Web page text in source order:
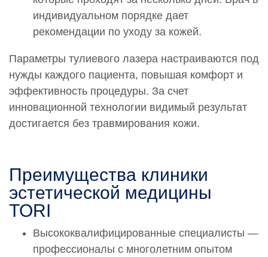
МОКСИ (MOXI) Шея
51 000 руб.
* По заявке Потребителя (Заказчика) может быть
предоставлена дополнительная услуга — «Срочная
услуга». Услуга предоставления срочной услуги:
Срочная услуга в ближайшее воемя, согласованное с
врачом-специалистом время, оплачивается с учетом
коэффициента, равного 2,5 к установленной стоимости
представленная на сайте информация не является
публичной офертой, определяемой положениями
статьи 437 Гражданского кодекса РФ. Сведения о
ценах на услуги Клиники, а также изображения услуг на
исключительно информационный характер. Для
получения более полной информации о стоимости
индивидуальном порядке дает
рекомендации по уходу за кожей.
Параметры тулиевого лазера настраиваются под
нужды каждого пациента, повышая комфорт и
эффективность процедуры. За счет
инновационной технологии видимый результат
достигается без травмирования кожи.
Преимущества клиники
эстетической медицины
TORI
Высококвалифицированные специалисты —
профессионалы с многолетним опытом